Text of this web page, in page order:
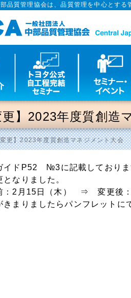
品質管理協会は、品質管理を中心とす
更】2023年度質創造
更】2023年度質創造マネジメント大会
イドP52 №3に記載しておりま
となりました。
：2月15日（木） ⇒ 変更後
きまりましたらパンフレットに